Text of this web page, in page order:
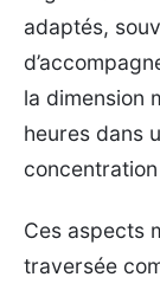
adaptés,
la dimension
heures dans
Ces aspects
traversée